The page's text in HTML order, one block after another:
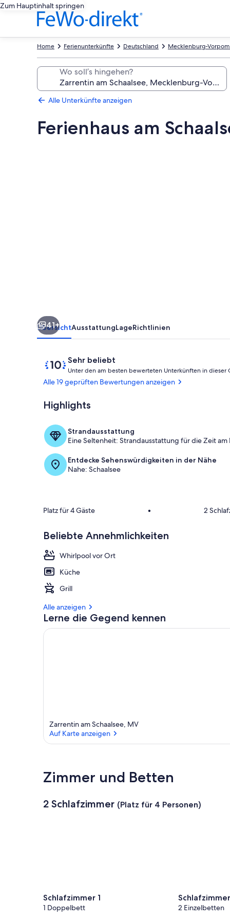
Zum Hauptinhalt springen
Mecklenburg-
Deutschland
Ferienunterkünfte
Home
Wo soll’s hingehen?
Alle Unterkünfte anzeigen
Ferienhaus am
41+
ÜbersichtAusstattungLageRichtlinien
Bewertungen
Sehr beliebt
10
von
10,
beliebt
Unter den am besten bewerteten Unterkünften in dieser
Alle 19 geprüften Bewertungen anzeigen
Highlights
Strandausstattung
Eine Seltenheit: Strandausstattung für die Zeit am
Entdecke Sehenswürdigkeiten in der Nähe
Nahe: Schaalsee
Platz für 4 Gäste • 2
Beliebte Annehmlichkeiten
Whirlpool vor Ort
Küche
Grill
Alle anzeigen
Lerne die Gegend kennen
Zarrentin am Schaalsee, MV
Auf Karte anzeigen
Zimmer und Betten
2 Schlafzimmer (Platz für 4 Personen)
Schlafzimmer 1
1 Doppelbett 2 Einzelbetten